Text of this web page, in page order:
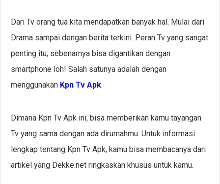
Dari Tv orang tua kita mendapatkan banyak hal. Mulai dari
Drama sampai dengan berita terkini. Peran Tv yang sangat
penting itu, sebenarnya bisa digantikan dengan
smartphone loh! Salah satunya adalah dengan
menggunakan Kpn Tv Apk.
Dimana Kpn Tv Apk ini, bisa memberikan kamu tayangan
Tv yang sama dengan ada dirumahmu. Untuk informasi
lengkap tentang Kpn Tv Apk, kamu bisa membacanya dari
artikel yang Dekke.net ringkaskan khusus untuk kamu.